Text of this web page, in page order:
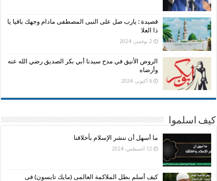
قصيدة : يارب صل على النبى المصطفى مادام وجهك باقيا يا
ذا العلا
2 نوفمبر، 2024
الروض الأنيق في مدح سيدنا أبي بكر الصديق رضي الله عنه
وأرضاه
6 أكتوبر، 2024
كيف اسلموا
ما أسهل أن ننشر الإسلام بأخلاقنا
12 أغسطس، 2024
كيف أسلم بطل الملاكمة العالمى (مايك تايسون) فى